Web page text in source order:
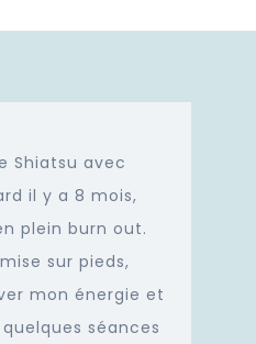
Shiatsu avec
il y a 8 mois,
plein burn out.
sur pieds,
mon énergie et
séances